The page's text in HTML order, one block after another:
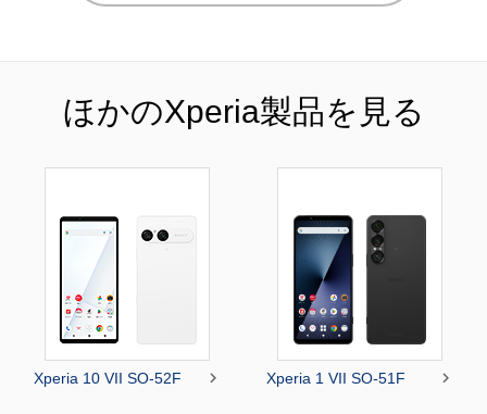
ほかのXperia製品を見る
Xperia 10 VII SO-52F  Xperia 1 VII SO-51F 